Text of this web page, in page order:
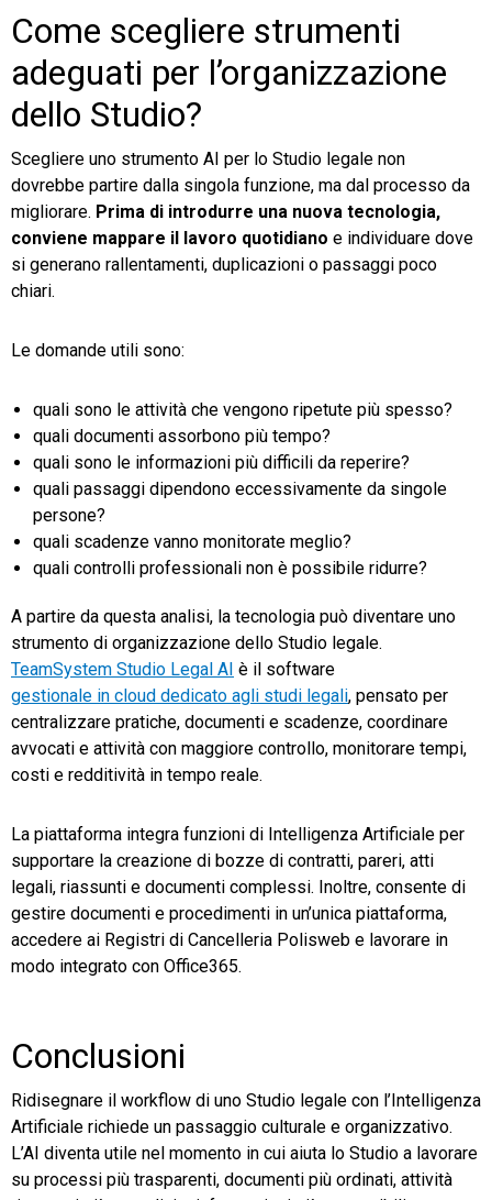
Come scegliere strumenti
adeguati per l’organizzazione
dello Studio?
Scegliere uno strumento AI per lo Studio legale non
dovrebbe partire dalla singola funzione, ma dal processo da
migliorare. Prima di introdurre una nuova tecnologia,
conviene mappare il lavoro quotidiano e individuare dove
si generano rallentamenti, duplicazioni o passaggi poco
chiari.
Le domande utili sono:
quali sono le attività che vengono ripetute più spesso?
quali documenti assorbono più tempo?
quali sono le informazioni più difficili da reperire?
quali passaggi dipendono eccessivamente da singole
persone?
quali scadenze vanno monitorate meglio?
quali controlli professionali non è possibile ridurre?
A partire da questa analisi, la tecnologia può diventare uno
strumento di organizzazione dello Studio legale.
TeamSystem Studio Legal AI è il software
gestionale in cloud dedicato agli studi legali, pensato per
centralizzare pratiche, documenti e scadenze, coordinare
avvocati e attività con maggiore controllo, monitorare tempi,
costi e redditività in tempo reale.
La piattaforma integra funzioni di Intelligenza Artificiale per
supportare la creazione di bozze di contratti, pareri, atti
legali, riassunti e documenti complessi. Inoltre, consente di
gestire documenti e procedimenti in un’unica piattaforma,
accedere ai Registri di Cancelleria Polisweb e lavorare in
modo integrato con Office365.
Conclusioni
Ridisegnare il workflow di uno Studio legale con l’Intelligenza
Artificiale richiede un passaggio culturale e organizzativo.
L’AI diventa utile nel momento in cui aiuta lo Studio a lavorare
su processi più trasparenti, documenti più ordinati, attività